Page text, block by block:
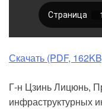
Скачать (PDF,
Г-н Цзинь Лицюнь,
инфраструктурных